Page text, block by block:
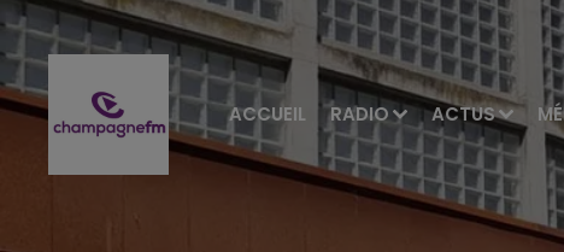
ACCUEIL RADIO ACTUS